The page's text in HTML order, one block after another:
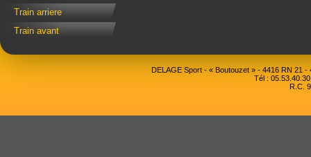
Train arriere
Train avant
DELAGE Sport - « Boutouzet » - 4416 RN 21
Tél :
R.C.